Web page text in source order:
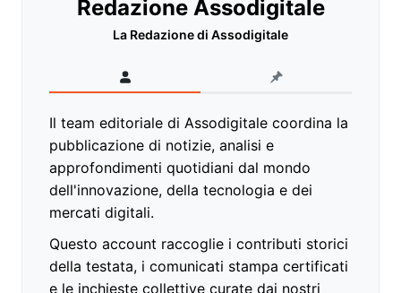
Redazione Assodigitale
La Redazione di Assodigitale
Il team editoriale di Assodigitale coordina la
pubblicazione di notizie, analisi e
approfondimenti quotidiani dal mondo
dell'innovazione, della tecnologia e dei
mercati digitali.
Questo account raccoglie i contributi storici
della testata, i comunicati stampa certificati
e le inchieste collettive curate dai nostri